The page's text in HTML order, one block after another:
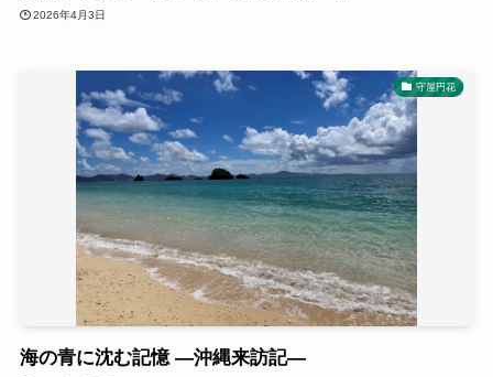
2026年4月3日
守屋円花
海の青に沈む記憶 ―沖縄来訪記―